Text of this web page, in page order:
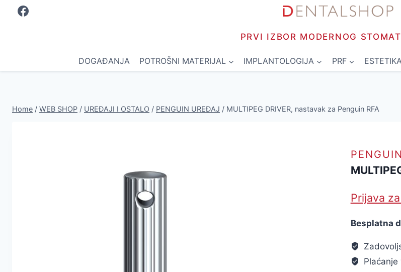
PRVI IZBOR MODERNOG
DOGAĐANJA POTROŠNI MATERIJAL IMPLANTOLOGIJA PRF
Home / WEB SHOP / UREĐAJI I OSTALO / PENGUIN UREĐAJ / MULTIPEG DRIVER, nastavak za Penguin RFA
Prijava
Besplatna
Plaćanje